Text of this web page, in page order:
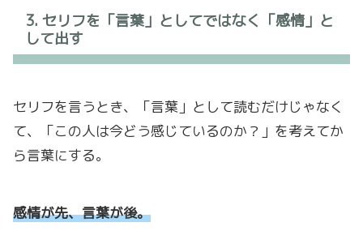
3. セリフを「言葉」としてではなく「感情」と
して出す
セリフを言うとき、「言葉」として読むだけじゃなく
て、「この人は今どう感じているのか？」を考えてか
ら言葉にする。
感情が先、言葉が後。